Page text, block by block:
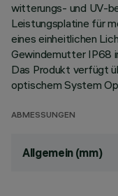
witterungs- und UV-
Leistungsplatine für
eines einheitlichen
Gewindemutter IP68
Das Produkt verfügt
optischem System
ABMESSUNGEN
Allgemein (mm)